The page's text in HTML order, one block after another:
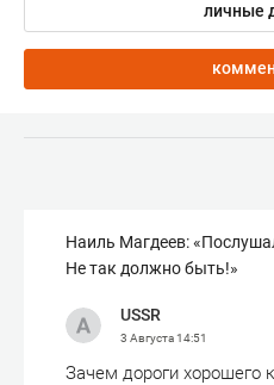
личные
Наиль Магдеев:
Не так должно быть!»
USSR
3 Августа14:51
Зачем дороги хорошего